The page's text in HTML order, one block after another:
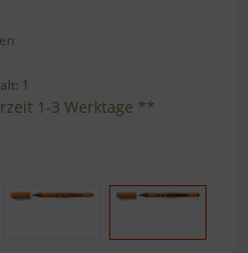
1
1-3 Werktage **